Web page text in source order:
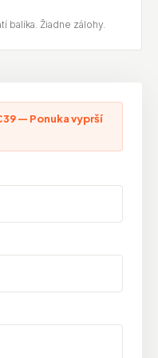
balíka. Žiadne zálohy.
— Ponuka vyprší